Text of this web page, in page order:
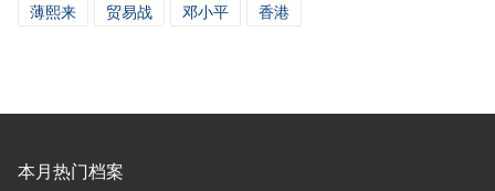
薄熙来
贸易战 邓小平 香港
本月热门档案